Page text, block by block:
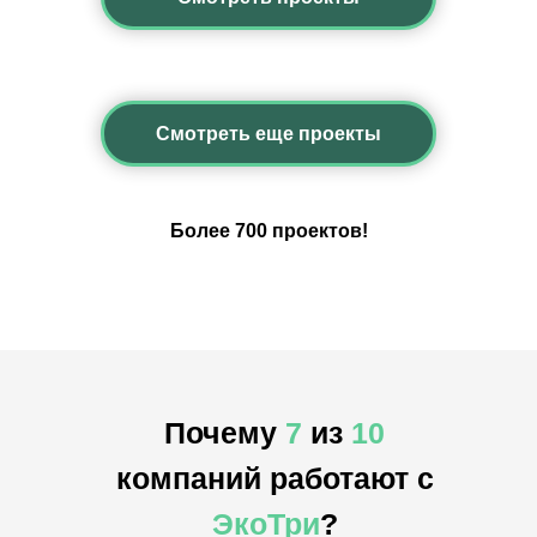
Более 700 проектов!
Смотреть еще проекты
Почему 7 из 10
компаний работают с
ЭкоТри?